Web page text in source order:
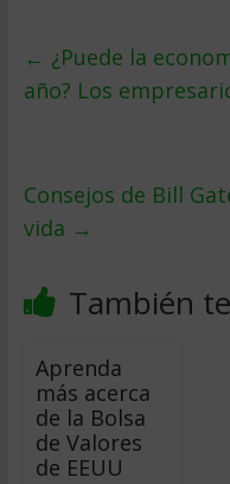
← ¿Puede la
año? Los
Consejos de Bill
vida →
También
Aprenda
más acerca
de la Bolsa
de Valores
de EEUU